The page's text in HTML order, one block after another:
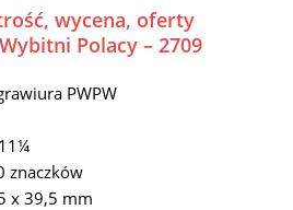
wycena, oferty
Polacy – 2709
PWPW
znaczków
x 39,5 mm